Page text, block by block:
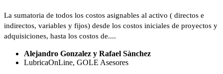
La sumatoria de todos los costos asignables al activo ( directos e
indirectos, variables y fijos) desde los costos iniciales de proyectos y
adquisiciones, hasta los costos de....
Alejandro Gonzalez y Rafael Sànchez
LubricaOnLine, GOLE Asesores